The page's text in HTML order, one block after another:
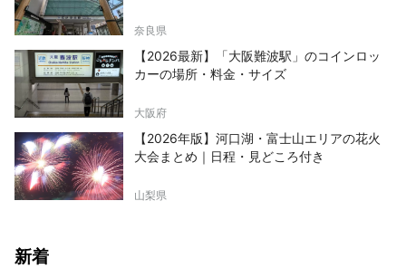
奈良県
【2026最新】「大阪難波駅」のコインロッ
カーの場所・料金・サイズ
大阪府
【2026年版】河口湖・富士山エリアの花火
大会まとめ｜日程・見どころ付き
山梨県
新着